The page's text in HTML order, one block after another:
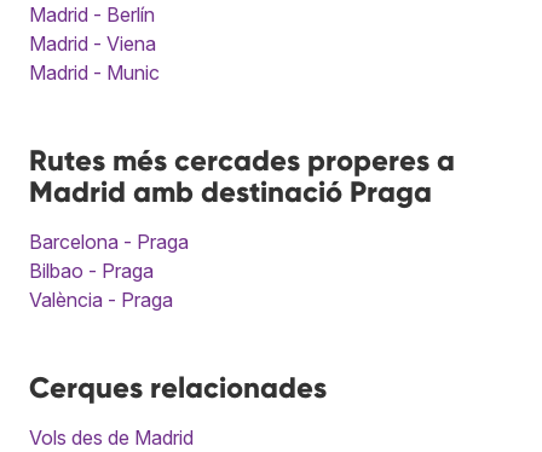
Madrid - Berlín
Madrid - Viena
Madrid - Munic
Rutes més cercades properes a
Madrid amb destinació Praga
Barcelona - Praga
Bilbao - Praga
València - Praga
Cerques relacionades
Vols des de Madrid